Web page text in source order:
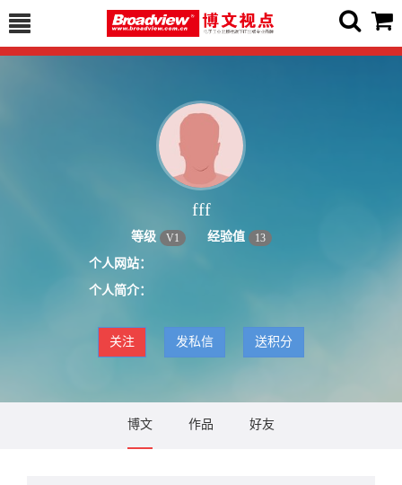
fff
等级 V1 经验值 13
个人网站：
个人简介：
关注 发私信 送积分
博文 作品 好友